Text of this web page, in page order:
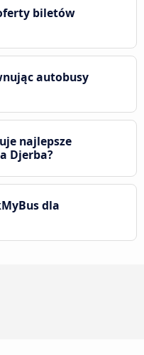
biletów
autobusy
najlepsze
Djerba?
dla